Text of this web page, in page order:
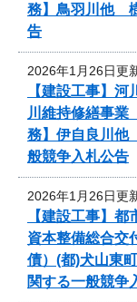
務】鳥羽川他
告
2026年1月26日更
【建設工事】
川維持修繕事業
務】伊自良川他
般競争入札公告
2026年1月26日更
【建設工事】
資本整備総合交
債）(都)犬山東
関する一般競争